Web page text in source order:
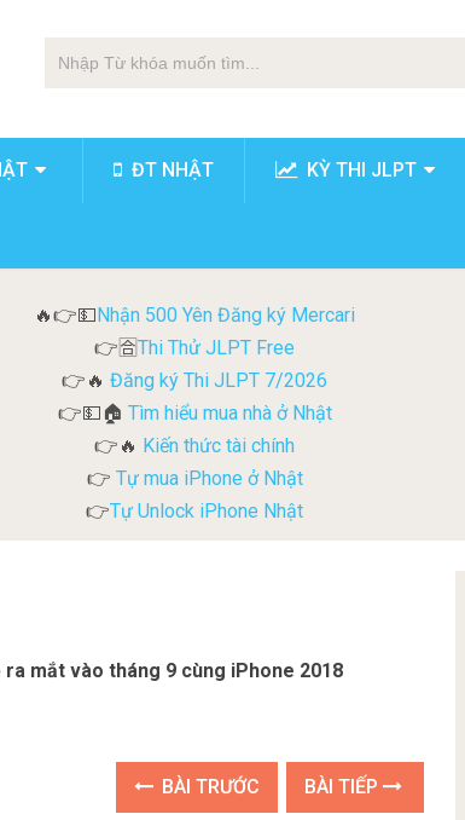
ĐT NHẬT KỲ THI JLPT
🔥👉💵Nhận 500 Yên Đăng ký Mercari
👉🈴Thi Thử JLPT Free
👉🔥 Đăng ký Thi JLPT 7/2026
👉💵🏠 Tìm hiểu mua nhà ở Nhật
👉🔥 Kiến thức tài chính
👉 Tự mua iPhone ở Nhật
👉Tự Unlock iPhone Nhật
mắt vào tháng 9 cùng iPhone 2018
BÀI TRƯỚC BÀI TIẾP